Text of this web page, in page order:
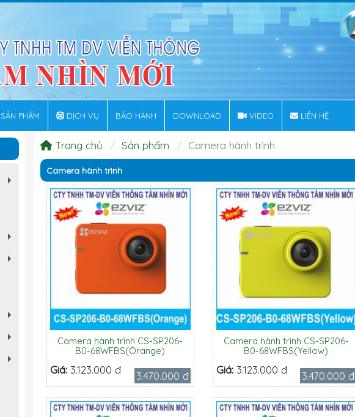
SẢN PHẨM DỊCH VỤ BẢO HÀNH DOWNLOAD VIDEO LIÊN HỆ
Trang chủ Sản phẩm Camera hành trình
Camera hành trình
Camera hành trình CS-SP206-
B0-68WFBS(Orange)
Giá: 3.123.000 đ 3.470.000 đ
Camera hành trình CS-SP206-
B0-68WFBS(Yellow)
Giá: 3.123.000 đ 3.470.000 đ